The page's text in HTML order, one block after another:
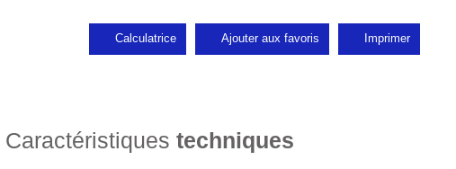
Calculatrice Ajouter aux favoris Imprimer
Caractéristiques techniques